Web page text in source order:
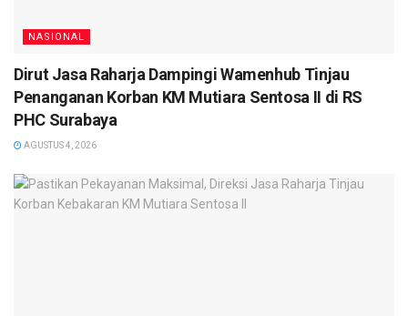
NASIONAL
Dirut Jasa Raharja Dampingi Wamenhub Tinjau
Penanganan Korban KM Mutiara Sentosa II di RS
PHC Surabaya
AGUSTUS 4, 2026